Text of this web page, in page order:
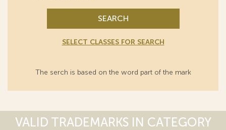
SEARCH
SELECT CLASSES FOR SEARCH
The serch is based on the word part of the mark
VALID TRADEMARKS IN CATEGORY